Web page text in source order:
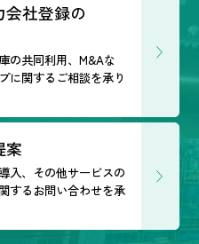
社登録の
の共同利用、M&Aな
に関するご相談を承り
案
入、その他サービスの
するお問い合わせを承